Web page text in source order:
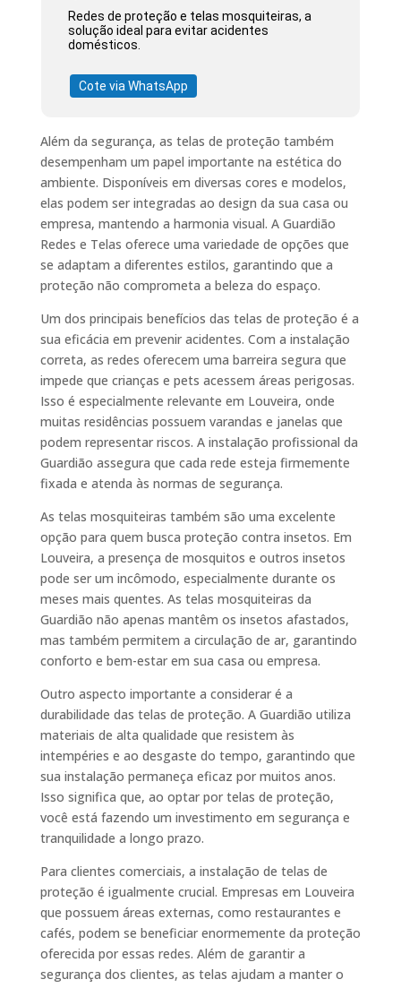
Redes de proteção e telas mosquiteiras, a
solução ideal para evitar acidentes
domésticos.
Cote via WhatsApp
Além da segurança, as telas de proteção também
desempenham um papel importante na estética do
ambiente. Disponíveis em diversas cores e modelos,
elas podem ser integradas ao design da sua casa ou
empresa, mantendo a harmonia visual. A Guardião
Redes e Telas oferece uma variedade de opções que
se adaptam a diferentes estilos, garantindo que a
proteção não comprometa a beleza do espaço.
Um dos principais benefícios das telas de proteção é a
sua eficácia em prevenir acidentes. Com a instalação
correta, as redes oferecem uma barreira segura que
impede que crianças e pets acessem áreas perigosas.
Isso é especialmente relevante em Louveira, onde
muitas residências possuem varandas e janelas que
podem representar riscos. A instalação profissional da
Guardião assegura que cada rede esteja firmemente
fixada e atenda às normas de segurança.
As telas mosquiteiras também são uma excelente
opção para quem busca proteção contra insetos. Em
Louveira, a presença de mosquitos e outros insetos
pode ser um incômodo, especialmente durante os
meses mais quentes. As telas mosquiteiras da
Guardião não apenas mantêm os insetos afastados,
mas também permitem a circulação de ar, garantindo
conforto e bem-estar em sua casa ou empresa.
Outro aspecto importante a considerar é a
durabilidade das telas de proteção. A Guardião utiliza
materiais de alta qualidade que resistem às
intempéries e ao desgaste do tempo, garantindo que
sua instalação permaneça eficaz por muitos anos.
Isso significa que, ao optar por telas de proteção,
você está fazendo um investimento em segurança e
tranquilidade a longo prazo.
Para clientes comerciais, a instalação de telas de
proteção é igualmente crucial. Empresas em Louveira
que possuem áreas externas, como restaurantes e
cafés, podem se beneficiar enormemente da proteção
oferecida por essas redes. Além de garantir a
segurança dos clientes, as telas ajudam a manter o